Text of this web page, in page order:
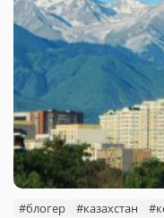
#блогер #казахстан